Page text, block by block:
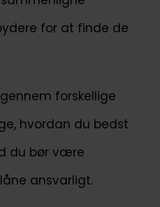
for at finde de
forskellige
hvordan du bedst
du bør være
ansvarligt.